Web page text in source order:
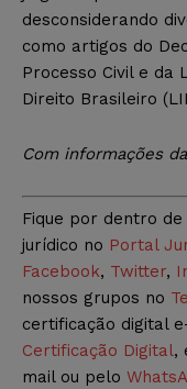
desconsiderando
como artigos do
Processo Civil e da
Direito Brasileiro
Com informações
Fique por dentro
jurídico no Portal
Facebook, Twitter,
nossos grupos no
certificação digital
Certificação Digital,
mail ou pelo